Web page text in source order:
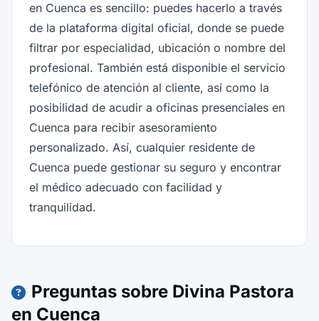
en Cuenca es sencillo: puedes hacerlo a través
de la plataforma digital oficial, donde se puede
filtrar por especialidad, ubicación o nombre del
profesional. También está disponible el servicio
telefónico de atención al cliente, así como la
posibilidad de acudir a oficinas presenciales en
Cuenca para recibir asesoramiento
personalizado. Así, cualquier residente de
Cuenca puede gestionar su seguro y encontrar
el médico adecuado con facilidad y
tranquilidad.
Preguntas sobre Divina Pastora
en Cuenca